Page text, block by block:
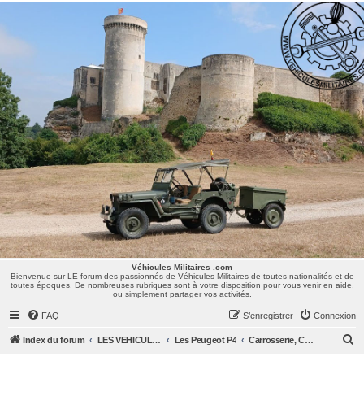
Véhicules Militaires .com
Bienvenue sur LE forum des passionnés de Véhicules Militaires de toutes nationalités et de
toutes époques. De nombreuses rubriques sont à votre disposition pour vous venir en aide,
ou simplement partager vos activités.
Véhicules Militaires .com
Bienvenue sur LE forum des passionnés de Véhicules Militaires de toutes nationalités et de
toutes époques. De nombreuses rubriques sont à votre disposition pour vous venir en aide,
ou simplement partager vos activités.
FAQ Connexion
S’enregistrer
Index du forum LES VEHICULES MILITAIRES Les Peugeot P4 Carrosserie, Châssis & Suspension